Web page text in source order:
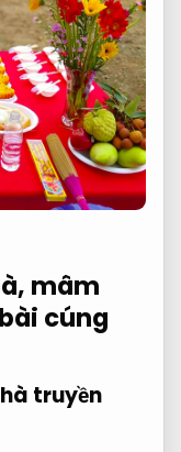
mâm
cúng
truyền